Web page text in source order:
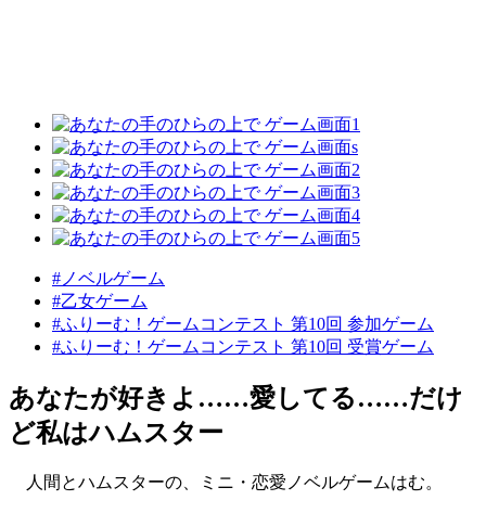
#ノベルゲーム
#乙女ゲーム
#ふりーむ！ゲームコンテスト 第10回 参加ゲーム
#ふりーむ！ゲームコンテスト 第10回 受賞ゲーム
あなたが好きよ……愛してる……だけ
ど私はハムスター
人間とハムスターの、ミニ・恋愛ノベルゲームはむ。